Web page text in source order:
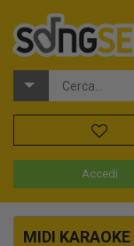
Accedi
MIDI KARAOKE